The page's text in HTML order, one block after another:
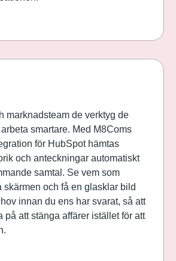
marknadsteam de verktyg de
smartare. Med M8Coms
för HubSpot hämtas
och anteckningar automatiskt
samtal. Se vem som
skärmen och få en glasklar bild
innan du ens har svarat, så att
på att stänga affärer istället för att